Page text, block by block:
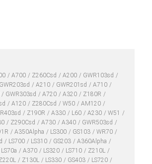
A700 Z260Csd A200
GWR103sd
GWR203sd A210 GWR201sd
A710
GWR303sd A720 A320
Z180R
A120 Z280Csd W50
AM120
Z190R A330 L60 A230
W51
Z290Csd A730 A340
GWR503sd
A350Alpha LS300 GS103
WR70
LS700 LS310 GS203
A360Alpha
LS70a A370 LS320 LS710
Z210L
Z130L LS330 GS403
LS720